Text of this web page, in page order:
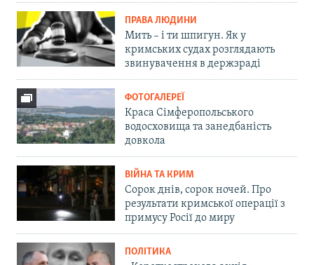
ПРАВА ЛЮДИНИ
Мить – і ти шпигун. Як у
кримських судах розглядають
звинувачення в держзраді
ФОТОГАЛЕРЕЇ
Краса Сімферопольського
водосховища та занедбаність
довкола
ВІЙНА ТА КРИМ
Сорок днів, сорок ночей. Про
результати кримської операції з
примусу Росії до миру
ПОЛІТИКА